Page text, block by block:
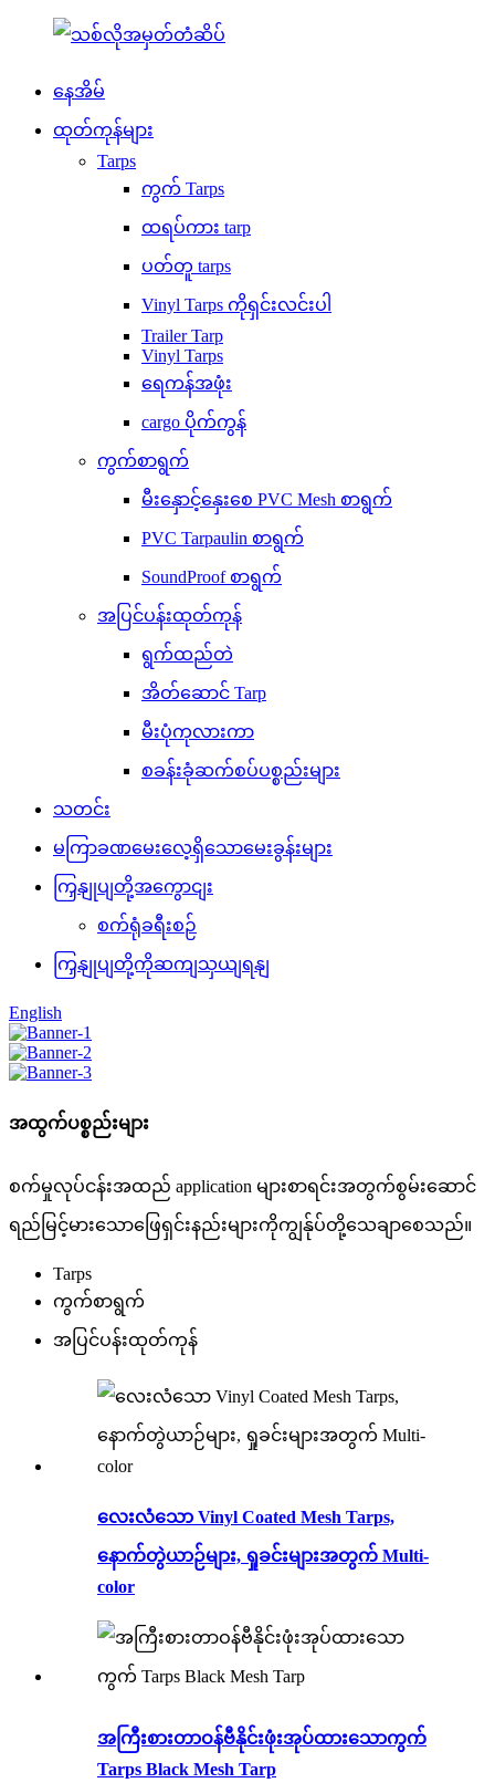
နေအိမ်
ထုတ်ကုန်များ
Tarps
ကွက် Tarps
ထရပ်ကား tarp
ပတ်တူ tarps
Vinyl Tarps ကိုရှင်းလင်းပါ
Trailer Tarp
Vinyl Tarps
ရေကန်အဖုံး
cargo ပိုက်ကွန်
ကွက်စာရွက်
မီးနှောင့်နှေးစေ PVC Mesh စာရွက်
PVC Tarpaulin စာရွက်
SoundProof စာရွက်
အပြင်ပန်းထုတ်ကုန်
ရွက်ထည်တဲ
အိတ်ဆောင် Tarp
မီးပုံကုလားကာ
စခန်းခုံဆက်စပ်ပစ္စည်းများ
သတင်း
မကြာခဏမေးလေ့ရှိသောမေးခွန်းများ
ကြှနျုပျတို့အကွောငျး
စက်ရုံခရီးစဉ်
ကြှနျုပျတို့ကိုဆကျသှယျရနျ
English
အထွက်ပစ္စည်းများ
စက်မှုလုပ်ငန်းအထည် application များစာရင်းအတွက်စွမ်းဆောင်
ရည်မြင့်မားသောဖြေရှင်းနည်းများကိုကျွန်ုပ်တို့သေချာစေသည်။
Tarps
ကွက်စာရွက်
အပြင်ပန်းထုတ်ကုန်
လေးလံသော Vinyl Coated Mesh Tarps,
နောက်တွဲယာဉ်များ, ရှုခင်းများအတွက် Multi-
color
အကြီးစားတာဝန်ဗီနိုင်းဖုံးအုပ်ထားသောကွက်
Tarps Black Mesh Tarp